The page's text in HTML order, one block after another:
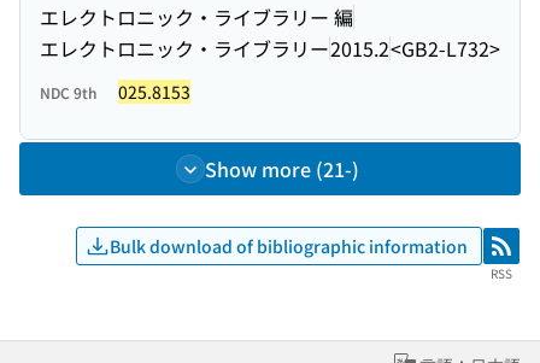
エレクトロニック・ライブラリー 編
エレクトロニック・ライブラリー2015.2<GB2-L732>
NDC 9th 025.8153
Show more (21-)
Bulk download of bibliographic information RSS
RSS